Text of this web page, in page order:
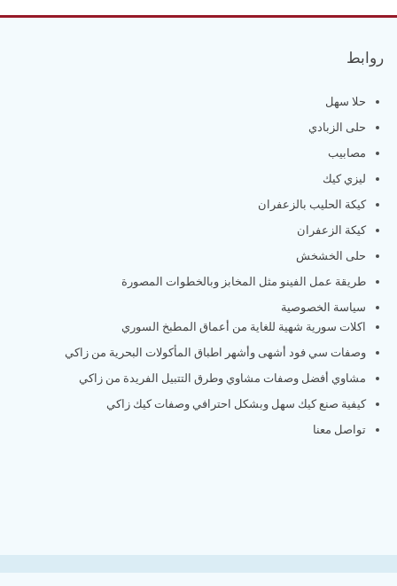
روابط
حلا سهل
حلى الزبادي
مصابيب
ليزي كيك
كيكة الحليب بالزعفران
كيكة الزعفران
حلى الخشخش
طريقة عمل الفينو مثل المخابز وبالخطوات المصورة
سياسة الخصوصية
اكلات سورية شهية للغاية من أعماق المطبخ السوري
وصفات سي فود أشهى وأشهر اطباق المأكولات البحرية من زاكي
مشاوي أفضل وصفات مشاوي وطرق التتبيل الفريدة من زاكي
كيفية صنع كيك سهل وبشكل احترافي وصفات كيك زاكي
تواصل معنا